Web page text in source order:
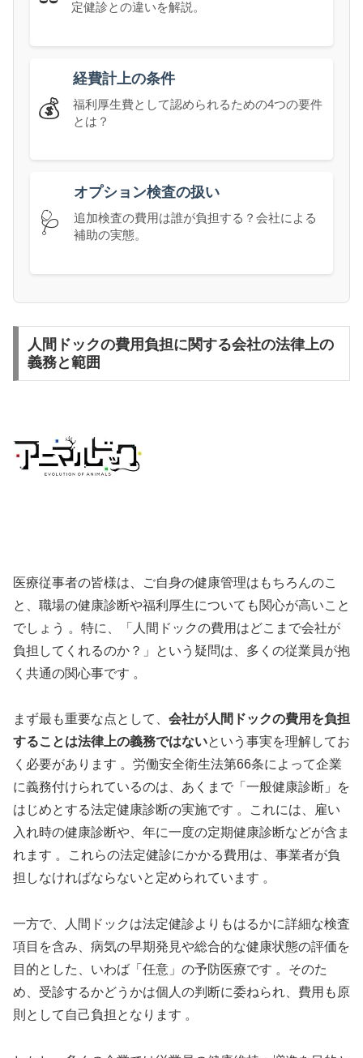
定健診との違いを解説。
💰
経費計上の条件
福利厚生費として認められるための4つの要件
とは？
🩺
オプション検査の扱い
追加検査の費用は誰が負担する？会社による
補助の実態。
人間ドックの費用負担に関する会社の法律上の
義務と範囲
医療従事者の皆様は、ご自身の健康管理はもちろんのこ
と、職場の健康診断や福利厚生についても関心が高いこと
でしょう 。特に、「人間ドックの費用はどこまで会社が
負担してくれるのか？」という疑問は、多くの従業員が抱
く共通の関心事です 。
まず最も重要な点として、 会社が人間ドックの費用を負担
することは法律上の義務ではないという事実を理解してお
く必要があります 。労働安全衛生法第66条によって企業
に義務付けられているのは、あくまで「一般健康診断」を
はじめとする法定健康診断の実施です 。これには、雇い
入れ時の健康診断や、年に一度の定期健康診断などが含ま
れます 。これらの法定健診にかかる費用は、事業者が負
担しなければならないと定められています 。
一方で、人間ドックは法定健診よりもはるかに詳細な検査
項目を含み、病気の早期発見や総合的な健康状態の評価を
目的とした、いわば「任意」の予防医療です 。そのた
め、受診するかどうかは個人の判断に委ねられ、費用も原
則として自己負担となります 。